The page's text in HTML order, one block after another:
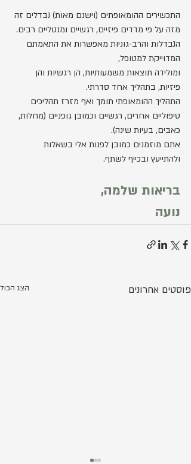
התכשירים ההומאופתים (וישנם מאות) נבדלים זה
מזה על פי מדדים פיזיים, רגשיים ומנטליים רבים.
הנבדלות והרב-גוניות מאפשרות את התאמתם
המדוייקת למטופל,
ומולידה תוצאות משמעותיות, הן רגשיות והן
פיזיות, בתהליך אחד סדרתי.
התהליך ההומאופתי תומך ואף מזרז תהליכים
טיפוליים אחרים, רגשיים וכמובן גופניים (מחלות,
כאבים, בעיות שינה).
אתם מוזמנים כמובן לפנות אלי בשאלות
ולהתייעץ ובכייף לשתף.
בריאות שלמה,
נועה
פוסטים אחרונים הצג הכול